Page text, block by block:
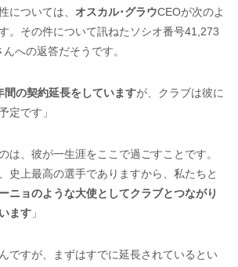
については、 オスカル･グラウCEOが次のよ
。その件について訊ねたソシオ番号41,273
んへの返答だそうです。
間の契約延長をしていますが、クラブは彼に
定です」
は、彼が一生涯をここで過ごすことです。
史上最高の選手でありますから、私たちと
ニョのような大使としてクラブとつながり
ます 」
ですが、まずはすでに延長されているとい